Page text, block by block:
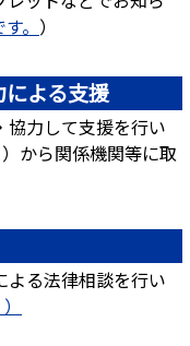
。 ）
よる支援
力して支援を行い
から関係機関等に取
る法律相談を行い